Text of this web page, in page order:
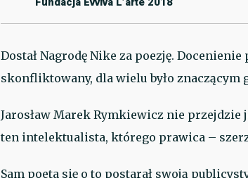
Dostał Nagrodę Nike za poezję.
skonfliktowany, dla wielu było znaczącym
Jarosław Marek Rymkiewicz nie
ten intelektualista, którego prawica –
Sam poeta się o to postarał swoją